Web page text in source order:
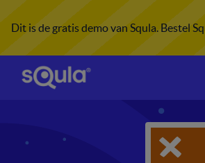
Dit is de gratis demo van Squla. Bestel